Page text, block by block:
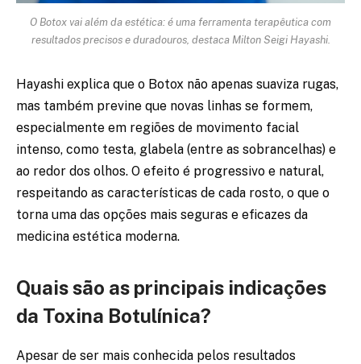
O Botox vai além da estética: é uma ferramenta terapêutica com
resultados precisos e duradouros, destaca Milton Seigi Hayashi.
Hayashi explica que o Botox não apenas suaviza rugas,
mas também previne que novas linhas se formem,
especialmente em regiões de movimento facial
intenso, como testa, glabela (entre as sobrancelhas) e
ao redor dos olhos. O efeito é progressivo e natural,
respeitando as características de cada rosto, o que o
torna uma das opções mais seguras e eficazes da
medicina estética moderna.
Quais são as principais indicações
da Toxina Botulínica?
Apesar de ser mais conhecida pelos resultados